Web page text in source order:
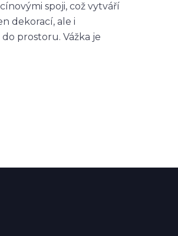
spoji, což vytváří
dekorací, ale i
prostoru. Vážka je